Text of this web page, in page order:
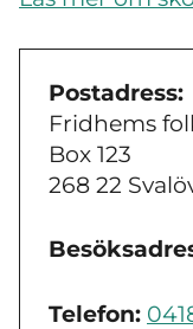
Postadress:
Fridhems
Box 123
268 22
Telefon: